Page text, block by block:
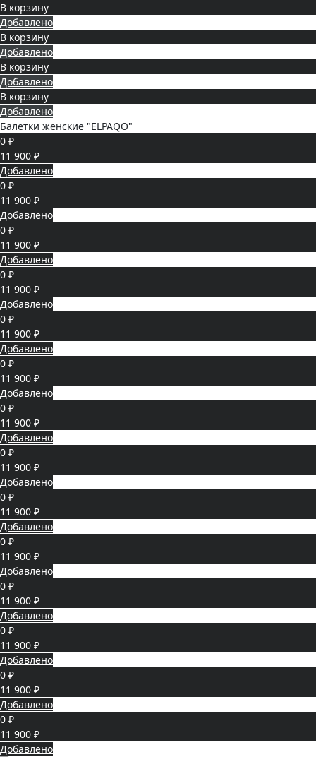
В корзину
Добавлено
В корзину
Добавлено
В корзину
Добавлено
В корзину
Добавлено
Балетки женские "ELPAQO"
0 ₽
11 900 ₽
Добавлено
0 ₽
11 900 ₽
Добавлено
0 ₽
11 900 ₽
Добавлено
0 ₽
11 900 ₽
Добавлено
0 ₽
11 900 ₽
Добавлено
0 ₽
11 900 ₽
Добавлено
0 ₽
11 900 ₽
Добавлено
0 ₽
11 900 ₽
Добавлено
0 ₽
11 900 ₽
Добавлено
0 ₽
11 900 ₽
Добавлено
0 ₽
11 900 ₽
Добавлено
0 ₽
11 900 ₽
Добавлено
0 ₽
11 900 ₽
Добавлено
0 ₽
11 900 ₽
Добавлено